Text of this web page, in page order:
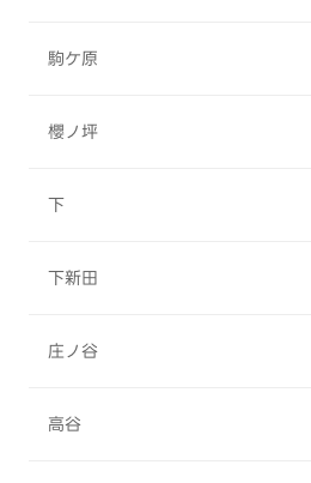
駒ケ原
櫻ノ坪
下
下新田
庄ノ谷
高谷